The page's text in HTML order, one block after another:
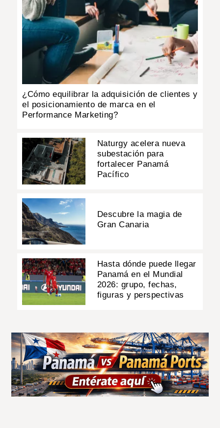
¿Cómo equilibrar la adquisición de clientes y
el posicionamiento de marca en el
Performance Marketing?
Naturgy acelera nueva
subestación para
fortalecer Panamá
Pacífico
Descubre la magia de
Gran Canaria
Hasta dónde puede llegar
Panamá en el Mundial
2026: grupo, fechas,
figuras y perspectivas